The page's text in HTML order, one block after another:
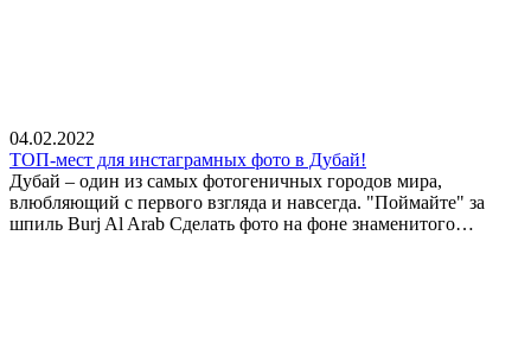
04.02.2022
ТОП-мест для инстаграмных фото в Дубай!
Дубай – один из самых фотогеничных городов мира,
влюбляющий с первого взгляда и навсегда. "Поймайте" за
шпиль Burj Al Arab Сделать фото на фоне знаменитого…